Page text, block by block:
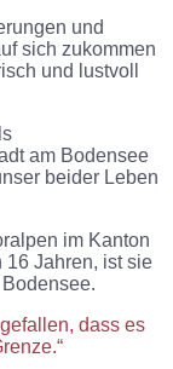
und
sich zukommen
und lustvoll
am Bodensee
beider Leben
im Kanton
16 Jahren, ist sie
dass es